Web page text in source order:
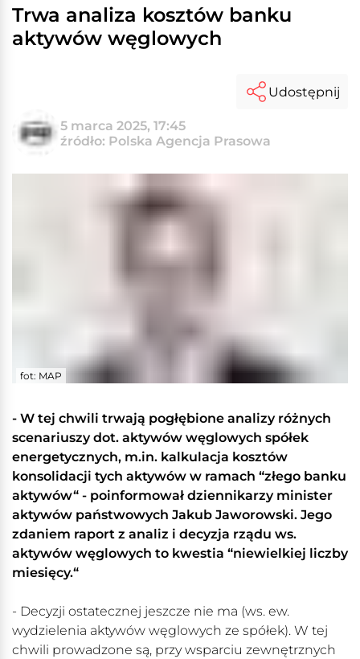
Trwa analiza kosztów banku
aktywów węglowych
5 marca 2025, 17:45
źródło: Polska Agencja Prasowa
Udostępnij
fot: MAP
- W tej chwili trwają pogłębione analizy różnych
scenariuszy dot. aktywów węglowych spółek
energetycznych, m.in. kalkulacja kosztów
konsolidacji tych aktywów w ramach “złego banku
aktywów“ - poinformował dziennikarzy minister
aktywów państwowych Jakub Jaworowski. Jego
zdaniem raport z analiz i decyzja rządu ws.
aktywów węglowych to kwestia “niewielkiej liczby
miesięcy.“
- Decyzji ostatecznej jeszcze nie ma (ws. ew.
wydzielenia aktywów węglowych ze spółek). W tej
chwili prowadzone są, przy wsparciu zewnętrznych